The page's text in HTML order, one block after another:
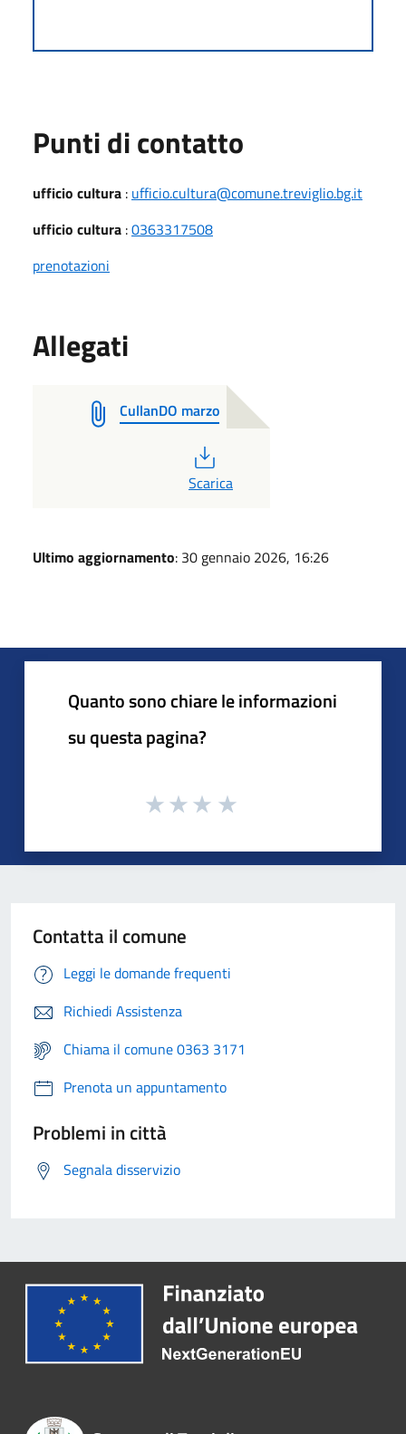
Punti di contatto
ufficio cultura : ufficio.cultura@comune.treviglio.bg.it
ufficio cultura :0363317508
prenotazioni
Allegati
CullanDO marzo
PDF
Scarica
Ultimo aggiornamento: 30 gennaio 2026, 16:26
Quanto sono chiare le informazioni
su questa pagina?
Contatta il comune
Leggi le domande frequenti
Richiedi Assistenza
Chiama il comune 0363 3171
Prenota un appuntamento
Problemi in città
Segnala disservizio